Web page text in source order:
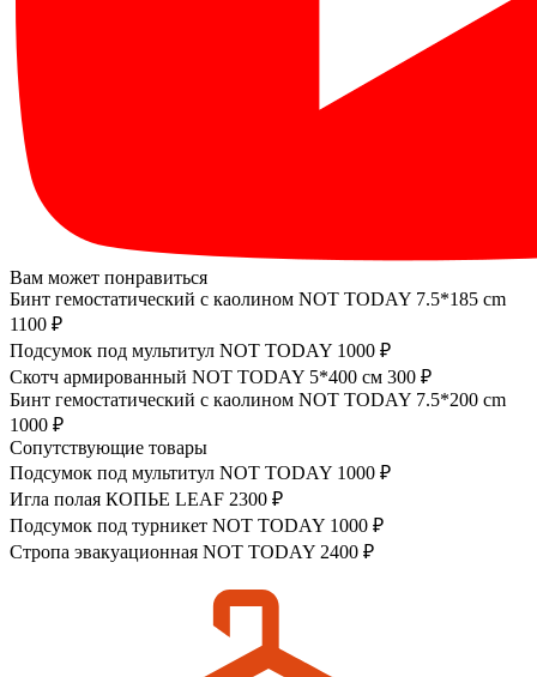
Вам может понравиться
Бинт гемостатический с каолином NOT TODAY 7.5*185 cm
1100 ₽
Подсумок под мультитул NOT TODAY 1000 ₽
Скотч армированный NOT TODAY 5*400 см 300 ₽
Бинт гемостатический с каолином NOT TODAY 7.5*200 cm
1000 ₽
Сопутствующие товары
Подсумок под мультитул NOT TODAY 1000 ₽
Игла полая КОПЬЕ LEAF 2300 ₽
Подсумок под турникет NOT TODAY 1000 ₽
Стропа эвакуационная NOT TODAY 2400 ₽